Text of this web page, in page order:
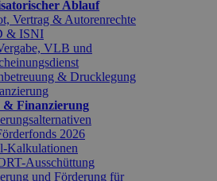
Ablauf
Vertrag & Autorenrechte
& ISNI
VLB und
& Drucklegung
& Finanzierung
2026
Kalkulationen
Ausschüttung
und Förderung für